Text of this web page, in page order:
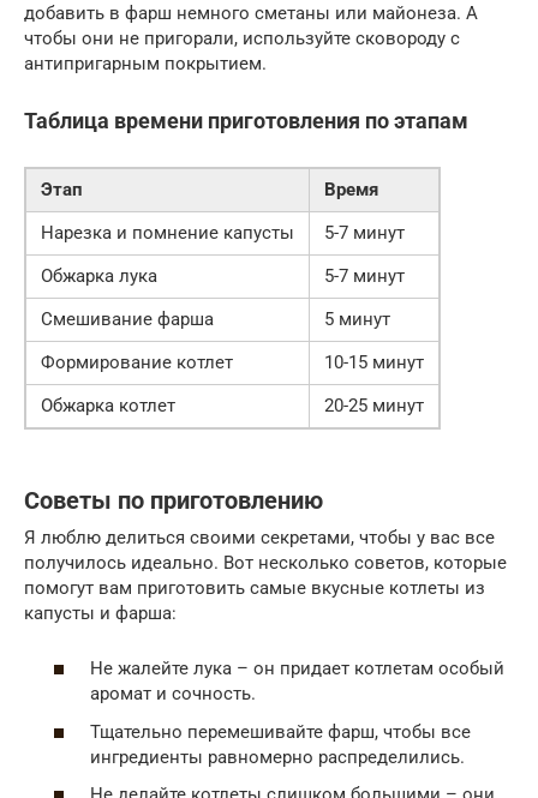
добавить в фарш немного сметаны или майонеза. А
чтобы они не пригорали, используйте сковороду с
антипригарным покрытием.
Таблица времени приготовления по этапам
Этап
Время
Нарезка и помнение капусты
5-7 минут
Обжарка лука
5-7 минут
Смешивание фарша
5 минут
Формирование котлет
10-15 минут
Обжарка котлет
20-25 минут
Советы по приготовлению
Я люблю делиться своими секретами, чтобы у вас все
получилось идеально. Вот несколько советов, которые
помогут вам приготовить самые вкусные котлеты из
капусты и фарша:
Не жалейте лука – он придает котлетам особый
аромат и сочность.
Тщательно перемешивайте фарш, чтобы все
ингредиенты равномерно распределились.